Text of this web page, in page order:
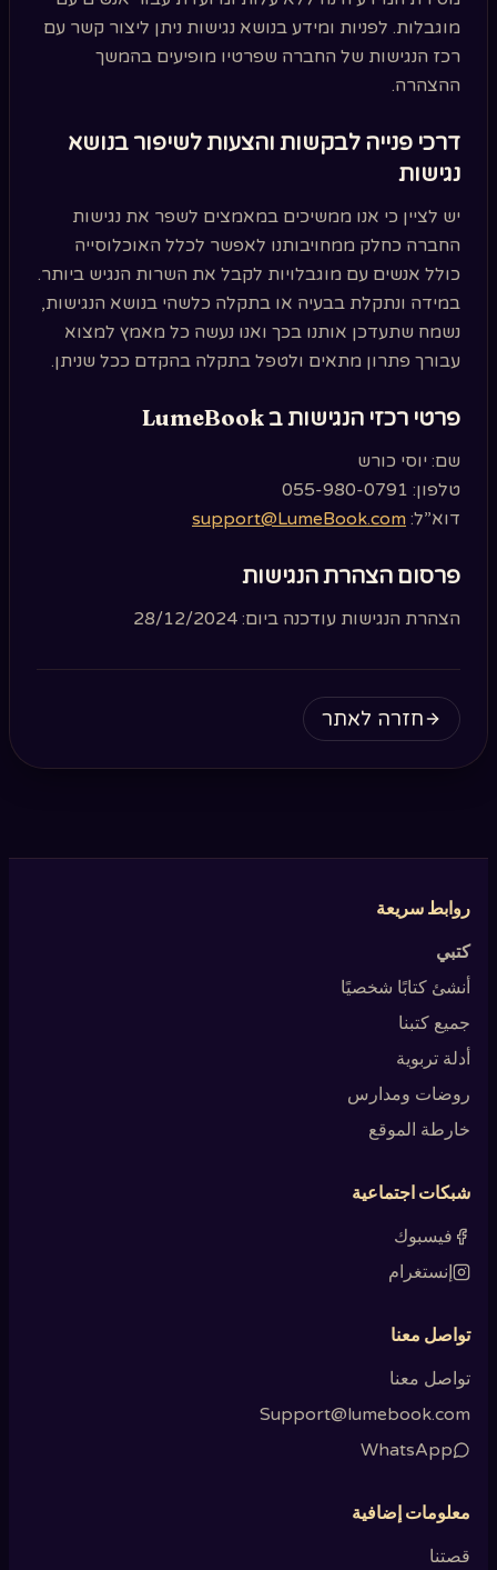
מוגבלות. לפניות ומידע בנושא נגישות ניתן ליצור קשר עם
רכז הנגישות של החברה שפרטיו מופיעים בהמשך
ההצהרה.
דרכי פנייה לבקשות והצעות לשיפור בנושא
נגישות
יש לציין כי אנו ממשיכים במאמצים לשפר את נגישות
החברה כחלק ממחויבותנו לאפשר לכלל האוכלוסייה
כולל אנשים עם מוגבלויות לקבל את השרות הנגיש ביותר.
במידה ונתקלת בבעיה או בתקלה כלשהי בנושא הנגישות,
נשמח שתעדכן אותנו בכך ואנו נעשה כל מאמץ למצוא
עבורך פתרון מתאים ולטפל בתקלה בהקדם ככל שניתן.
פרטי רכזי הנגישות ב LumeBook
שם: יוסי כורש
טלפון: 055-980-0791
דוא”ל: support@LumeBook.com
פרסום הצהרת הנגישות
הצהרת הנגישות עודכנה ביום: 28/12/2024
חזרה לאתר
روابط سريعة
كتبي
أنشئ كتابًا شخصيًا
جميع كتبنا
أدلة تربوية
روضات ومدارس
خارطة الموقع
شبكات اجتماعية
فيسبوك
إنستغرام
تواصل معنا
تواصل معنا
Support@lumebook.com
WhatsApp
معلومات إضافية
قصتنا